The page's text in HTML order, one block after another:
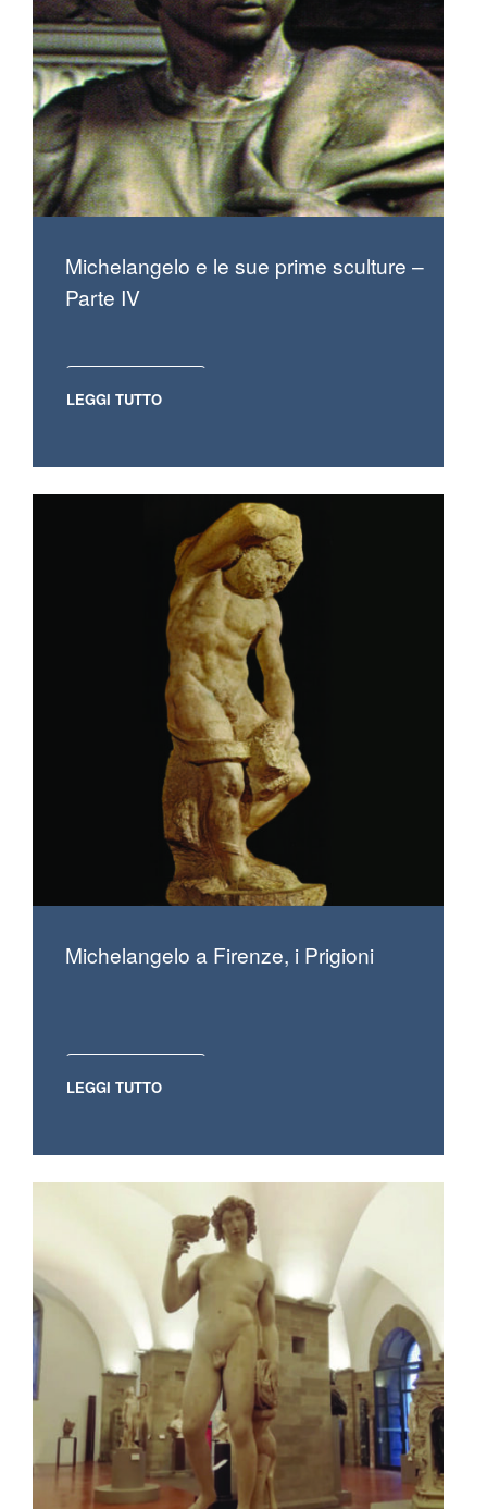
Michelangelo e le sue prime sculture –
Parte IV
LEGGI TUTTO
Michelangelo a Firenze, i Prigioni
LEGGI TUTTO